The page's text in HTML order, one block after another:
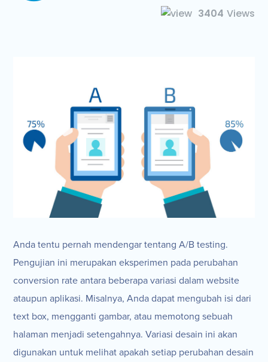
3404 Views
Anda tentu pernah mendengar tentang A/B testing.
Pengujian ini merupakan eksperimen pada perubahan
conversion rate antara beberapa variasi dalam website
ataupun aplikasi. Misalnya, Anda dapat mengubah isi dari
text box, mengganti gambar, atau memotong sebuah
halaman menjadi setengahnya. Variasi desain ini akan
digunakan untuk melihat apakah setiap perubahan desain